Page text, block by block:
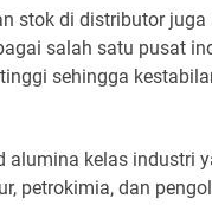
stok di distributor
salah satu pusat
sehingga
alumina kelas industri
petrokimia, dan